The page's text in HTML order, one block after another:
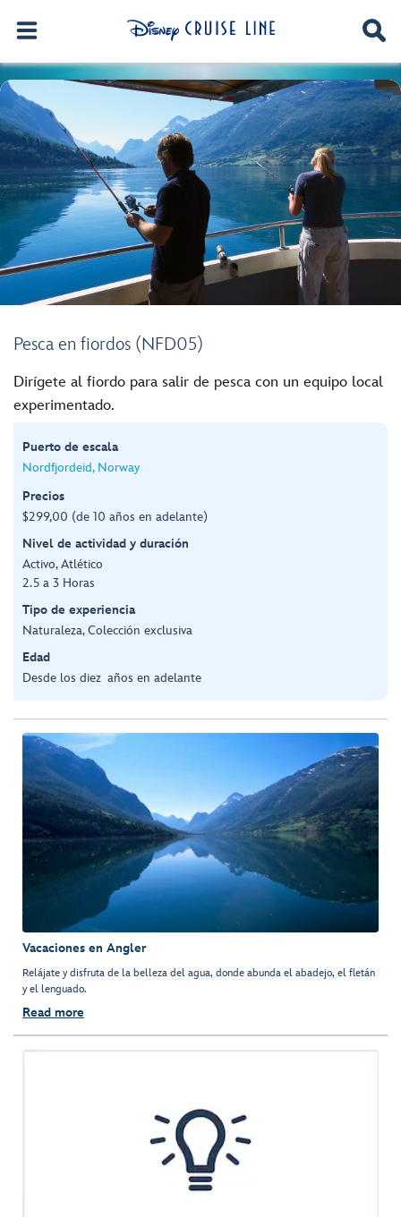
Pesca en fiordos (NFD05)
Dirígete al fiordo para salir de pesca con un equipo local
experimentado.
Puerto de escala
Nordfjordeid, Norway
Precios
$299,00 (de 10 años en adelante)
Nivel de actividad y duración
Activo, Atlético
2.5 a 3 Horas
Tipo de experiencia
Naturaleza, Colección exclusiva
Edad
Desde los diez años en adelante
Vacaciones en Angler
Relájate y disfruta de la belleza del agua, donde abunda el abadejo, el fletán
y el lenguado.
Read more